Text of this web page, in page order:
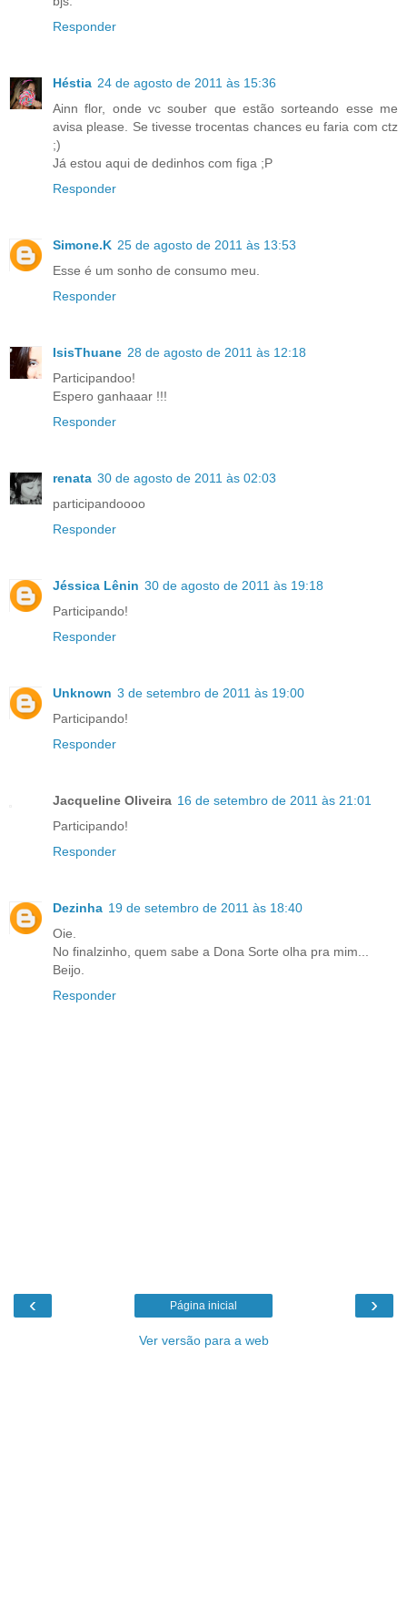
Responder
Héstia 24 de agosto de 2011 às 15:36
Ainn flor, onde vc souber que estão sorteando esse me
avisa please. Se tivesse trocentas chances eu faria com ctz
;)
Já estou aqui de dedinhos com figa ;P
Responder
Simone.K 25 de agosto de 2011 às 13:53
Esse é um sonho de consumo meu.
Responder
IsisThuane 28 de agosto de 2011 às 12:18
Participandoo!
Espero ganhaaar !!!
Responder
renata 30 de agosto de 2011 às 02:03
participandoooo
Responder
­Jéssica Lênin 30 de agosto de 2011 às 19:18
Participando!
Responder
Unknown 3 de setembro de 2011 às 19:00
Participando!
Responder
Jacqueline Oliveira 16 de setembro de 2011 às 21:01
Participando!
Responder
Dezinha 19 de setembro de 2011 às 18:40
Oie.
No finalzinho, quem sabe a Dona Sorte olha pra mim...
Beijo.
Responder
‹ ›
Página inicial
Ver versão para a web